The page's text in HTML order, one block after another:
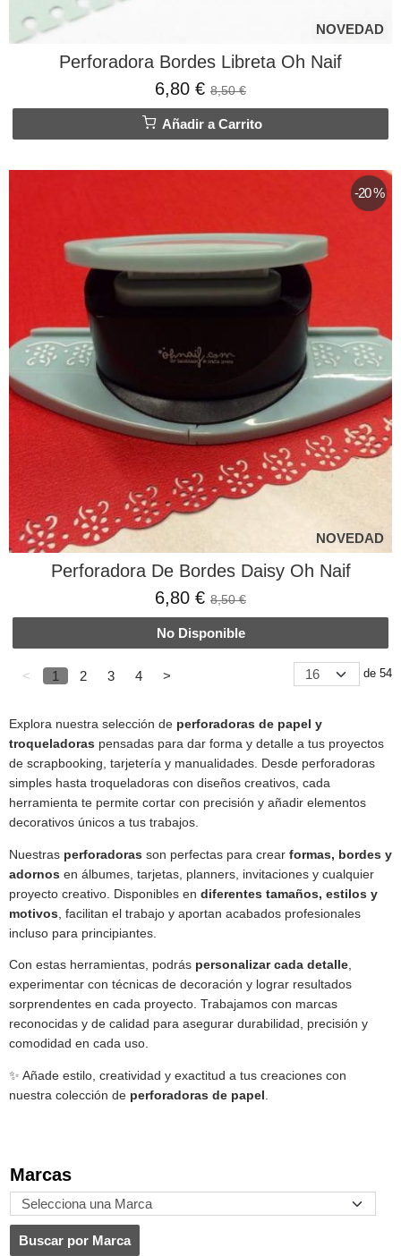
Marcas
NOVEDAD
Perforadora Bordes Libreta Oh Naif
6,80 € 8,50 €
Añadir a Carrito
NOVEDAD
-20 %
Perforadora De Bordes Daisy Oh Naif
6,80 € 8,50 €
No Disponible
< 1 2 3 4 > de 54
Explora nuestra selección de perforadoras de papel y
troqueladoras pensadas para dar forma y detalle a tus proyectos
de scrapbooking, tarjetería y manualidades. Desde perforadoras
simples hasta troqueladoras con diseños creativos, cada
herramienta te permite cortar con precisión y añadir elementos
decorativos únicos a tus trabajos.
Nuestras perforadoras son perfectas para crear formas, bordes y
adornos en álbumes, tarjetas, planners, invitaciones y cualquier
proyecto creativo. Disponibles en diferentes tamaños, estilos y
motivos , facilitan el trabajo y aportan acabados profesionales
incluso para principiantes.
Con estas herramientas, podrás personalizar cada detalle,
experimentar con técnicas de decoración y lograr resultados
sorprendentes en cada proyecto. Trabajamos con marcas
reconocidas y de calidad para asegurar durabilidad, precisión y
comodidad en cada uso.
✨ Añade estilo, creatividad y exactitud a tus creaciones con
nuestra colección de perforadoras de papel